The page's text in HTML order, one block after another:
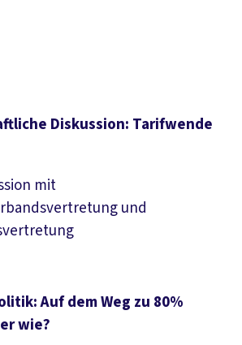
Diskussion: Tarifwende
mit
und
Auf dem Weg zu 80%
wie?